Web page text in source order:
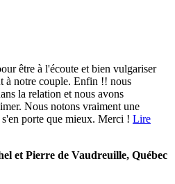
être à l'écoute et bien vulgariser
à notre couple. Enfin !! nous
la relation et nous avons
Nous notons vraiment une
porte que mieux. Merci ! Lire
et Pierre de Vaudreuille, Québec